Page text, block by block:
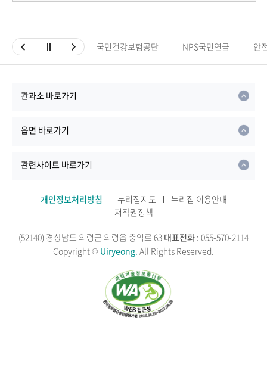
국민건강보험공단 NPS국민연금 안
관과소 바로가기
읍면 바로가기
관련사이트 바로가기
개인정보처리방침 누리집지도
누리집 이용안내
저작권정책
(52140) 경상남도 의령군 의령읍 충익로 63 대표전화 : 055-570-2114
Copyright © Uiryeong. All Rights Reserved.